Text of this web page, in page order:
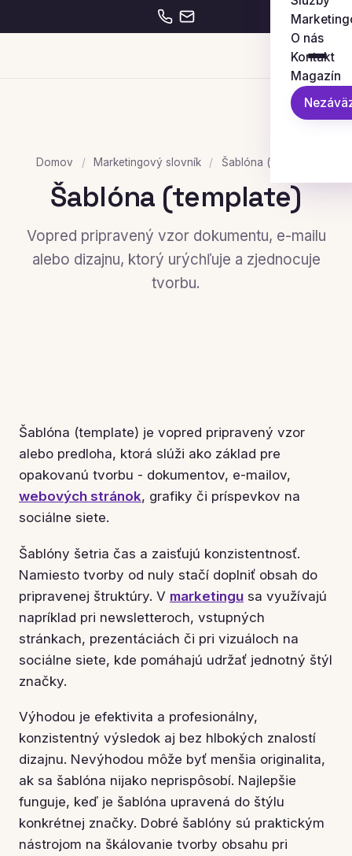
O nás
Kontakt
Magazín
Domov / Marketingový slovník / Šablóna (template)
Šablóna (template)
Vopred pripravený vzor dokumentu, e-mailu
alebo dizajnu, ktorý urýchľuje a zjednocuje
tvorbu.
Šablóna (template) je vopred pripravený vzor
alebo predloha, ktorá slúži ako základ pre
opakovanú tvorbu - dokumentov, e-mailov,
webových stránok, grafiky či príspevkov na
sociálne siete.
Šablóny šetria čas a zaisťujú konzistentnosť.
Namiesto tvorby od nuly stačí doplniť obsah do
pripravenej štruktúry. V marketingu sa využívajú
napríklad pri newsletteroch, vstupných
stránkach, prezentáciách či pri vizuáloch na
sociálne siete, kde pomáhajú udržať jednotný štýl
značky.
Výhodou je efektivita a profesionálny,
konzistentný výsledok aj bez hlbokých znalostí
dizajnu. Nevýhodou môže byť menšia originalita,
ak sa šablóna nijako neprispôsobí. Najlepšie
funguje, keď je šablóna upravená do štýlu
konkrétnej značky. Dobré šablóny sú praktickým
nástrojom na škálovanie tvorby obsahu pri